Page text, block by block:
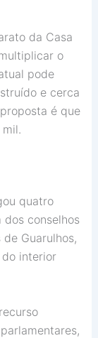
da Casa
o
pode
e cerca
é que
quatro
conselhos
Guarulhos,
interior